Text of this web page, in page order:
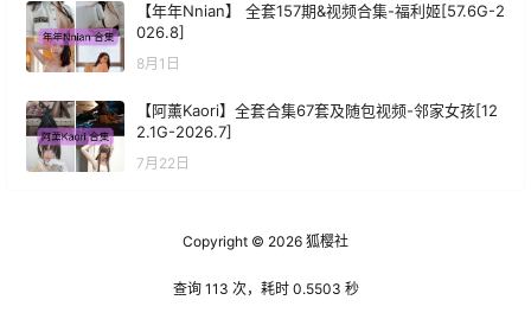
【年年Nnian】 全套157期&视频合集-福利姬[57.6G-2
026.8]
8月1日
【阿薰Kaori】全套合集67套及随包视频-邻家女孩[12
2.1G-2026.7]
7月22日
Copyright © 2026 狐樱社
查询 113 次，耗时 0.5503 秒